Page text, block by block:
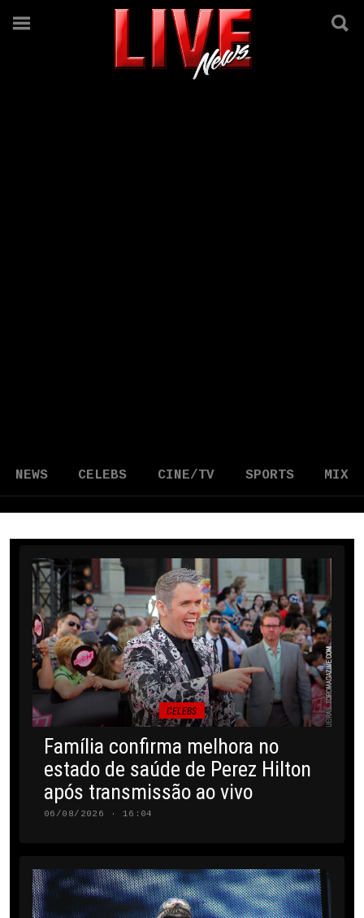
NEWS CELEBS CINE/TV SPORTS MIX
CELEBS
Família confirma melhora no
estado de saúde de Perez Hilton
após transmissão ao vivo
06/08/2026 · 16:04